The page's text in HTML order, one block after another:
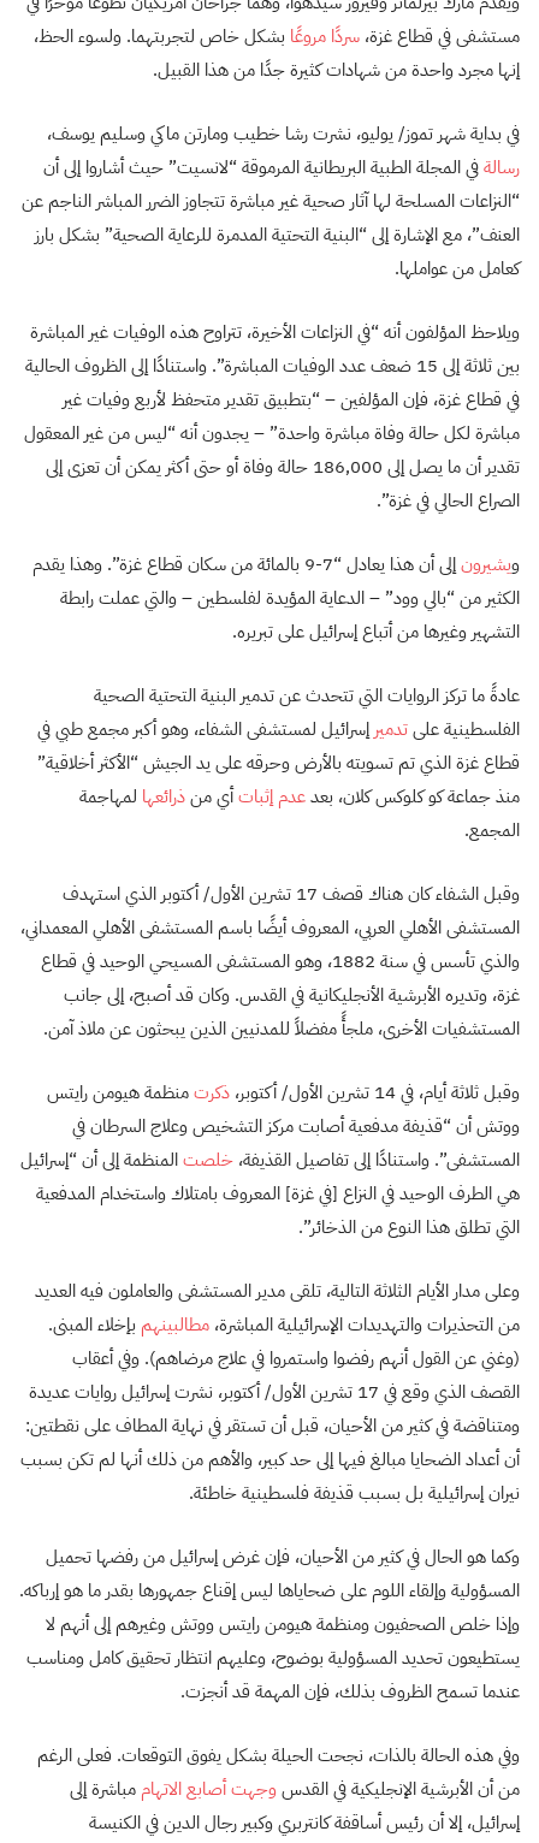
مستشفى في قطاع غزة، سردًا مروعًا بشكل خاص لتجربتهما. ولسوء الحظ،
إنها مجرد واحدة من شهادات كثيرة جدًا من هذا القبيل.
في بداية شهر تموز/ يوليو، نشرت رشا خطيب ومارتن ماكي وسليم يوسف،
رسالةفي المجلة الطبية البريطانية المرموقة “لانسيت” حيث أشاروا إلى أن
“النزاعات المسلحة لها آثار صحية غير مباشرة تتجاوز الضرر المباشر الناجم عن
العنف”، مع الإشارة إلى “البنية التحتية المدمرة للرعاية الصحية” بشكل بارز
كعامل من عواملها.
ويلاحظ المؤلفون أنه “في النزاعات الأخيرة، تتراوح هذه الوفيات غير المباشرة
بين ثلاثة إلى 15 ضعف عدد الوفيات المباشرة”. واستنادًا إلى الظروف الحالية
في قطاع غزة، فإن المؤلفين – “بتطبيق تقدير متحفظ لأربع وفيات غير
مباشرة لكل حالة وفاة مباشرة واحدة” – يجدون أنه “ليس من غير المعقول
تقدير أن ما يصل إلى 186,000 حالة وفاة أو حتى أكثر يمكن أن تعزى إلى
الصراع الحالي في غزة”.
ويشيرون
إلى أن هذا يعادل “7-9 بالمائة من سكان قطاع غزة”. وهذا يقدم
الكثير من “بالي وود” – الدعاية المؤيدة لفلسطين – والتي عملت رابطة
التشهير وغيرها من أتباع إسرائيل على تبريره.
عادةً ما تركز الروايات التي تتحدث عن تدمير البنية التحتية الصحية
الفلسطينية علىتدمير إسرائيل لمستشفى الشفاء، وهو أكبر مجمع طبي في
قطاع غزة الذي تم تسويته بالأرض وحرقه على يد الجيش “الأكثر أخلاقية”
منذ جماعة كو كلوكس كلان، بعدعدم إثباتأي منذرائعها لمهاجمة
المجمع.
وقبل الشفاء كان هناك قصف 17 تشرين الأول/ أكتوبر الذي استهدف
المستشفى الأهلي العربي، المعروف أيضًا باسم المستشفى الأهلي المعمداني،
والذي تأسس في سنة 1882، وهو المستشفى المسيحي الوحيد في قطاع
غزة، وتديره الأبرشية الأنجليكانية في القدس. وكان قد أصبح، إلى جانب
المستشفيات الأخرى، ملجأً مفضلاً للمدنيين الذين يبحثون عن ملاذ آمن.
وقبل ثلاثة أيام، في 14 تشرين الأول/ أكتوبر، ذكرتمنظمة هيومن رايتس
ووتش أن “قذيفة مدفعية أصابت مركز التشخيص وعلاج السرطان في
المستشفى”. واستنادًا إلى تفاصيل القذيفة، خلصتالمنظمة إلى أن “إسرائيل
هي الطرف الوحيد في النزاع [في غزة] المعروف بامتلاك واستخدام المدفعية
التي تطلق هذا النوع من الذخائر”.
وعلى مدار الأيام الثلاثة التالية، تلقى مدير المستشفى والعاملون فيه العديد
من التحذيرات والتهديدات الإسرائيلية المباشرة، مطالبينهم بإخلاء المبنى.
(وغني عن القول أنهم رفضوا واستمروا في علاج مرضاهم). وفي أعقاب
القصف الذي وقع في 17 تشرين الأول/ أكتوبر، نشرت إسرائيل روايات عديدة
ومتناقضة في كثير من الأحيان، قبل أن تستقر في نهاية المطاف على نقطتين:
أن أعداد الضحايا مبالغ فيها إلى حد كبير، والأهم من ذلك أنها لم تكن بسبب
نيران إسرائيلية بل بسبب قذيفة فلسطينية خاطئة.
وكما هو الحال في كثير من الأحيان، فإن غرض إسرائيل من رفضها تحميل
المسؤولية وإلقاء اللوم على ضحاياها ليس إقناع جمهورها بقدر ما هو إرباكه.
وإذا خلص الصحفيون ومنظمة هيومن رايتس ووتش وغيرهم إلى أنهم لا
يستطيعون تحديد المسؤولية بوضوح، وعليهم انتظار تحقيق كامل ومناسب
عندما تسمح الظروف بذلك، فإن المهمة قد أنجزت.
وفي هذه الحالة بالذات، نجحت الحيلة بشكل يفوق التوقعات. فعلى الرغم
من أن الأبرشية الإنجليكية في القدس وجهت أصابع الاتهام مباشرة إلى
إسرائيل، إلا أن رئيس أساقفة كانتربري وكبير رجال الدين في الكنيسة